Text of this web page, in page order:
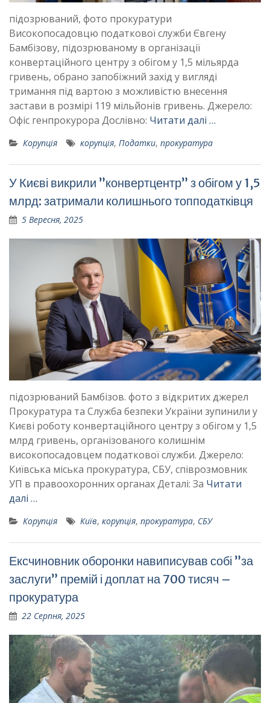
підозрюваний, фото прокуратури
Високопосадовцю податкової служби Євгену
Бамбізову, підозрюваному в організації
конвертаційного центру з обігом у 1,5 мільярда
гривень, обрано запобіжний захід у вигляді
тримання під вартою з можливістю внесення
застави в розмірі 119 мільйонів гривень. Джерело:
Офіс генпрокурора Дослівно: Читати далі …
Корупція корупція, Податки, прокуратура
У Києві викрили ”конвертцентр” з обігом у 1,5
млрд: затримали колишнього топподатківця
5 Вересня, 2025
підозрюваний Бамбізов. фото з відкритих джерел
Прокуратура та Служба безпеки України зупинили у
Києві роботу конвертаційного центру з обігом у 1,5
млрд гривень, організованого колишнім
високопосадовцем податкової служби. Джерело:
Київська міська прокуратура, СБУ, співрозмовник
УП в правоохоронних органах Деталі: За Читати
далі …
Корупція Київ, корупція, прокуратура, СБУ
Ексчиновник оборонки навиписував собі ”за
заслуги” премій і доплат на 700 тисяч –
прокуратура
22 Серпня, 2025